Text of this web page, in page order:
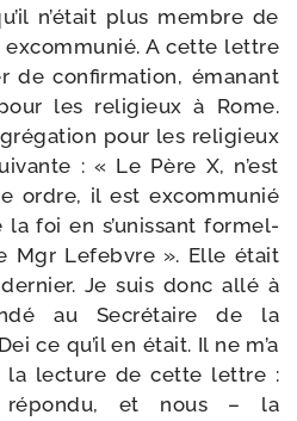
n’était plus membre de
excom­mu­nié. A cette lettre
de confir­ma­tion, éma­nant
les reli­gieux à Rome.
pour les reli­gieux
: « Le Père X, n’est
ordre, il est excom­mu­nié
la foi en s’unissant for­mel­
Mgr Lefebvre ». Elle était
Je suis donc allé à
au Secrétaire de la
ce qu’il en était. Il ne m’a
la lec­ture de cette lettre :
répon­du, et nous – la